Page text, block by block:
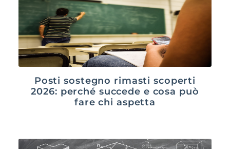
Posti sostegno rimasti scoperti
2026: perché succede e cosa può
fare chi aspetta